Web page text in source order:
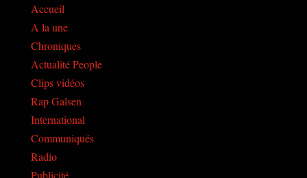
Accueil
A la une
Chroniques
Actualité People
Clips vidéos
Rap Galsen
International
Communiqués
Radio
Publicité